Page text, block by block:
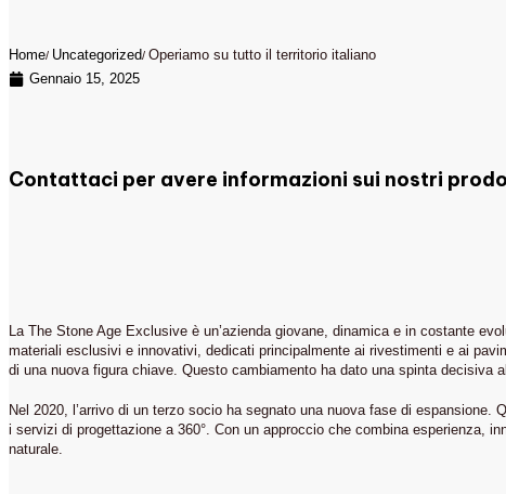
Home Uncategorized Operiamo su tutto il territorio italiano
Gennaio 15, 2025
Contattaci per avere informazioni sui nostri
La The Stone Age Exclusive è un’azienda giovane, dinamica e in costante
materiali esclusivi e innovativi, dedicati principalmente ai rivestimenti e ai
di una nuova figura chiave. Questo cambiamento ha dato una spinta decisiva
Nel 2020, l’arrivo di un terzo socio ha segnato una nuova fase di
i servizi di progettazione a 360°. Con un approccio che combina esperienza,
naturale.